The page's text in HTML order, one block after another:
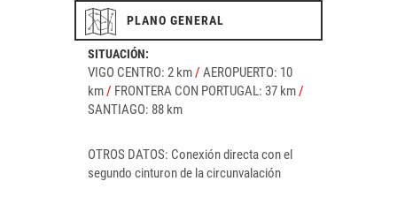
PLANO GENERAL
SITUACIÓN:
VIGO CENTRO: 2 km/ AEROPUERTO: 10
km/ FRONTERA CON PORTUGAL: 37 km/
SANTIAGO: 88 km
OTROS DATOS: Conexión directa con el
segundo cinturon de la circunvalación